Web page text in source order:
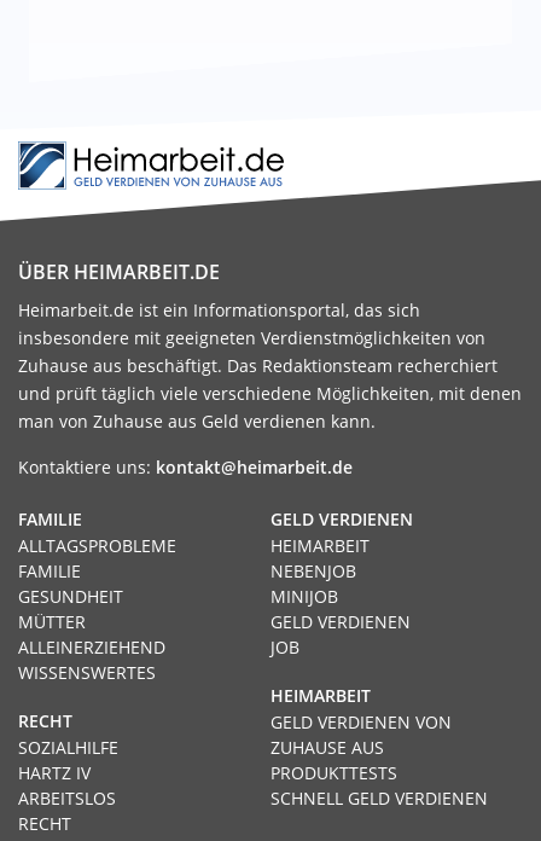
ÜBER HEIMARBEIT.DE
Heimarbeit.de ist ein Informationsportal, das sich
insbesondere mit geeigneten Verdienstmöglichkeiten von
Zuhause aus beschäftigt. Das Redaktionsteam recherchiert
und prüft täglich viele verschiedene Möglichkeiten, mit denen
man von Zuhause aus Geld verdienen kann.
Kontaktiere uns: kontakt@heimarbeit.de
GELD VERDIENEN
HEIMARBEIT
NEBENJOB
MINIJOB
GELD VERDIENEN
JOB
HEIMARBEIT
GELD VERDIENEN VON
ZUHAUSE AUS
PRODUKTTESTS
SCHNELL GELD VERDIENEN
FAMILIE
ALLTAGSPROBLEME
FAMILIE
GESUNDHEIT
MÜTTER
ALLEINERZIEHEND
WISSENSWERTES
RECHT
SOZIALHILFE
HARTZ IV
ARBEITSLOS
RECHT